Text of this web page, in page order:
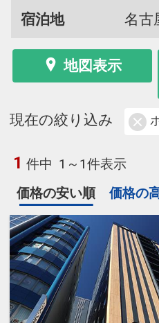
宿泊地
名古
地図表示
現在の絞り込み
1 件中 1～1件表示
価格の安い順
価格の